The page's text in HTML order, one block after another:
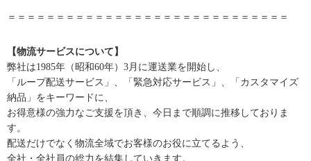
＝＝＝＝＝＝＝＝＝＝＝＝＝＝＝＝＝＝＝＝＝＝＝＝＝＝＝＝＝
【物流サービスについて】
弊社は1985年（昭和60年）3月に運送業を開始し、
「ループ配送サービス」、「緊急対応サービス」、「カスタマイズ
納品」をキーワードに、
お得意様の強力なご支援を頂き、今日まで順調に推移しておりま
す。
配送だけでなく物流全域でお客様のお役に立てるよう、
全社・全社員の総力を結集していきます。